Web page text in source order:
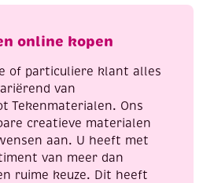
heel
sieraden
te
aantal
online kopen
of particuliere klant alles
van
Tekenmaterialen. Ons
creatieve materialen
aan. U heeft met
van meer dan
ruime keuze. Dit heeft